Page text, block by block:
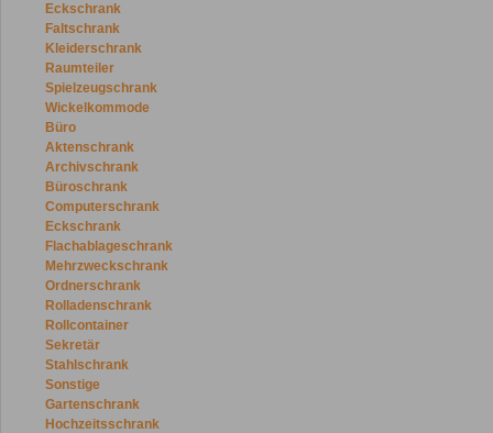
Eckschrank
Faltschrank
Kleiderschrank
Raumteiler
Spielzeugschrank
Wickelkommode
Büro
Aktenschrank
Archivschrank
Büroschrank
Computerschrank
Eckschrank
Flachablageschrank
Mehrzweckschrank
Ordnerschrank
Rolladenschrank
Rollcontainer
Sekretär
Stahlschrank
Sonstige
Gartenschrank
Hochzeitsschrank